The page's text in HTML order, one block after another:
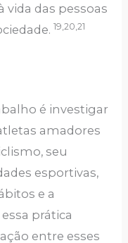
das pessoas
19,20,21
é investigar
amadores
seu
esportivas,
e a
prática
entre esses